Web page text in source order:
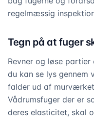
regelmæssig
Tegn på at fuger
Revner og løse
du kan se lys gennem
falder ud af
Vådrumsfuger der er
deres elasticitet, skal